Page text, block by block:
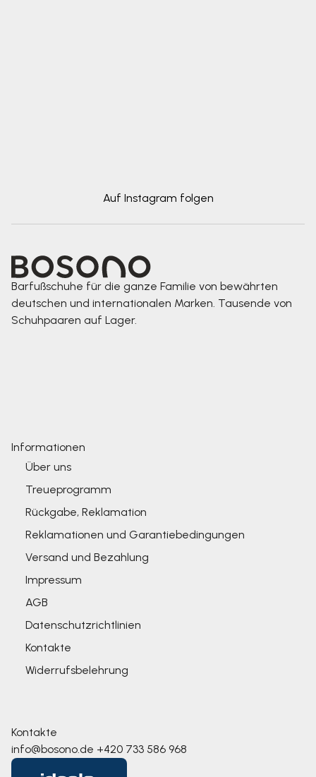
Auf Instagram folgen
Barfußschuhe für die ganze Familie von bewährten
deutschen und internationalen Marken. Tausende von
Schuhpaaren auf Lager.
Informationen
Über uns
Treueprogramm
Rückgabe, Reklamation
Reklamationen und Garantiebedingungen
Versand und Bezahlung
Impressum
AGB
Datenschutzrichtlinien
Kontakte
Widerrufsbelehrung
Kontakte
info@bosono.de +420 733 586 968